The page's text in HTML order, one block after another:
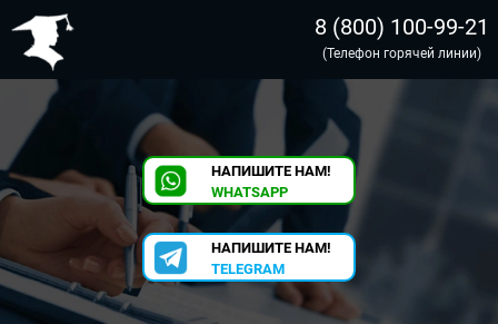
8 (800) 100-99-21
(Телефон горячей линии)
НАПИШИТЕ НАМ!
WHATSAPP
НАПИШИТЕ НАМ!
TELEGRAM